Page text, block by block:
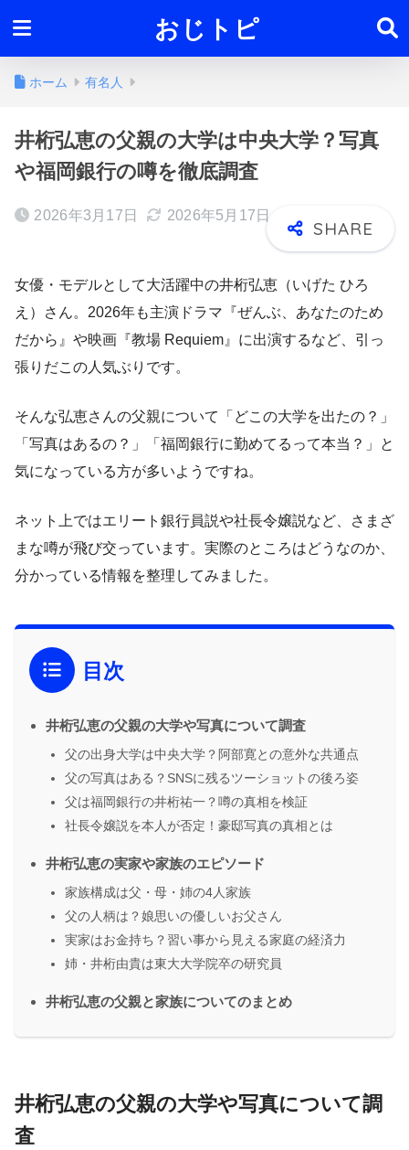
おじトピ
ホーム 有名人
井桁弘恵の父親の大学は中央大学？写真
や福岡銀行の噂を徹底調査
2026年3月17日 2026年5月17日
女優・モデルとして大活躍中の井桁弘恵（いげた ひろ
え）さん。2026年も主演ドラマ『ぜんぶ、あなたのため
だから』や映画『教場 Requiem』に出演するなど、引っ
張りだこの人気ぶりです。
そんな弘恵さんの父親について「どこの大学を出たの？」
「写真はあるの？」「福岡銀行に勤めてるって本当？」と
気になっている方が多いようですね。
ネット上ではエリート銀行員説や社長令嬢説など、さまざ
まな噂が飛び交っています。実際のところはどうなのか、
分かっている情報を整理してみました。
目次
井桁弘恵の父親の大学や写真について調査
父の出身大学は中央大学？阿部寛との意外な共通点
父の写真はある？SNSに残るツーショットの後ろ姿
父は福岡銀行の井桁祐一？噂の真相を検証
社長令嬢説を本人が否定！豪邸写真の真相とは
井桁弘恵の実家や家族のエピソード
家族構成は父・母・姉の4人家族
父の人柄は？娘思いの優しいお父さん
実家はお金持ち？習い事から見える家庭の経済力
姉・井桁由貴は東大大学院卒の研究員
井桁弘恵の父親と家族についてのまとめ
井桁弘恵の父親の大学や写真について調
査